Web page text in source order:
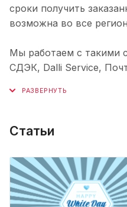
сроки получить
возможна во все
Мы работаем с такими
СДЭК, Dalli Service,
Статьи